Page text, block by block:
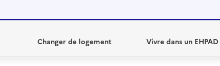
Changer de logement Vivre dans un EHPAD